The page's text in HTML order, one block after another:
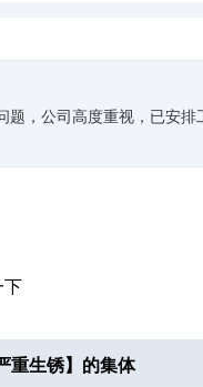
题，公司高度重视，已安
下
重生锈】的集体